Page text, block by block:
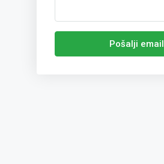
Pošalji email